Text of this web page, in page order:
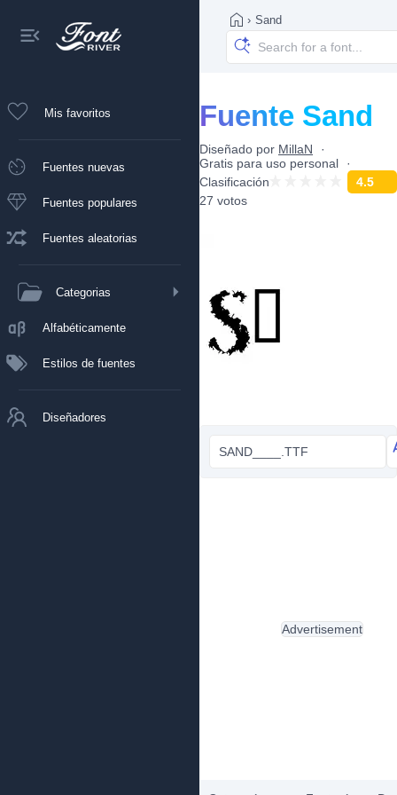
Mis favoritos
Fuentes nuevas
Fuentes populares
Fuentes aleatorias
Categorias
Alfabéticamente
Estilos de fuentes
Diseñadores
› Sand
Fuente Sand
Diseñado por MillaN
Gratis para uso personal
Clasificación
4.5
27 votos
SAND____.TTF
Advertisement